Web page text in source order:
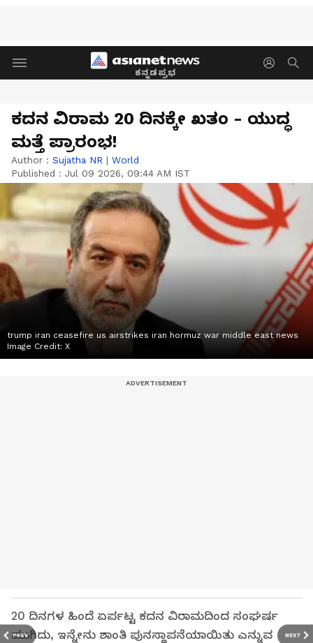
ಕನ್ನಡಪ್ರಭ
PREV NEXT
ಕದನ ವಿರಾಮ 20 ದಿನಕ್ಕೇ ಖತಂ - ಯುದ್ಧ
ಮತ್ತೆ ಪ್ರಾರಂಭ!
Author : Sujatha NR | World
Published : Jul 09 2026, 09:44 AM IST
trump iran ceasefire us airstrikes iran hormuz war middle east news
Image Credit: X
20 ದಿನಗಳ ಹಿಂದೆ ಏರ್ಪಟ್ಟ ಕದನ ವಿರಾಮದಿಂದ ಸಂಘರ್ಷ
ಮುಗಿದು, ಇನ್ನೇನು ಶಾಂತಿ ಪುನಸ್ಥಾಪನೆಯಾಯಿತು ಎನ್ನುವ